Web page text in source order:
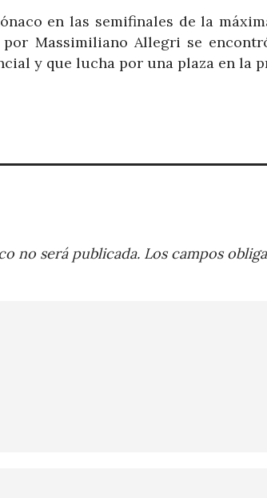
en las semifinales de la
Massimiliano Allegri se
y que lucha por una plaza en la
no será publicada. Los campos